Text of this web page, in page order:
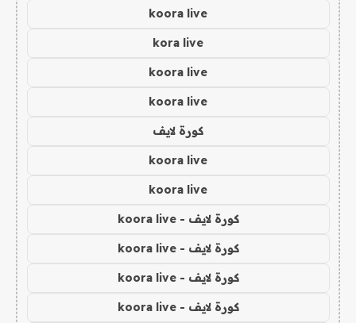
koora live
kora live
koora live
koora live
كورة لايف
koora live
koora live
كورة لايف - koora live
كورة لايف - koora live
كورة لايف - koora live
كورة لايف - koora live